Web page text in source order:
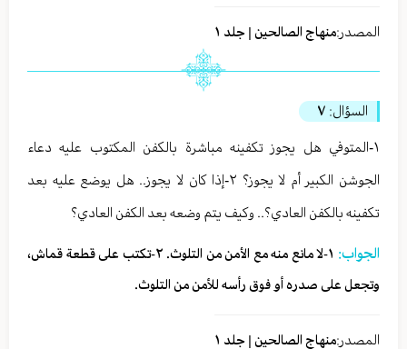
المصدر:منهاج الصالحين | جلد ١
السؤال: ٧
١-المتوفي هل يجوز تكفينه مباشرة بالكفن المكتوب عليه دعاء
الجوشن الكبير أم لا يجوز؟ ٢-إذا كان لا يجوز.. هل يوضع عليه بعد
تكفينه بالكفن العادي؟.. وكيف يتم وضعه بعد الكفن العادي؟
الجواب:
١-لا مانع منه مع الأمن من التلوث. ٢-تكتب على قطعة قماش،
وتجعل على صدره أو فوق رأسه للأمن من التلوث.
المصدر:منهاج الصالحين | جلد ١